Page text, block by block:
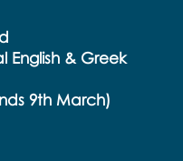
English & Greek
9th March)